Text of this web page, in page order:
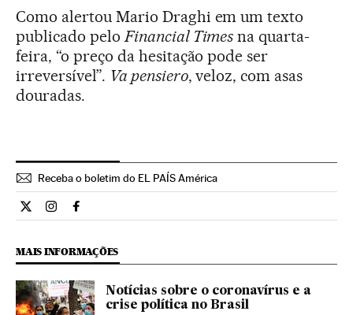
Como alertou Mario Draghi em um texto
publicado pelo Financial Times na quarta-
feira, “o preço da hesitação pode ser
irreversível”. Va pensiero, veloz, com asas
douradas.
Receba o boletim do EL PAÍS América
Internacional El País Brasil en Twitter
Internacional El País Brasil en Instagram
Internacional El País Brasil en Facebook
MAIS INFORMAÇÕES
Notícias sobre o coronavírus e a
crise política no Brasil